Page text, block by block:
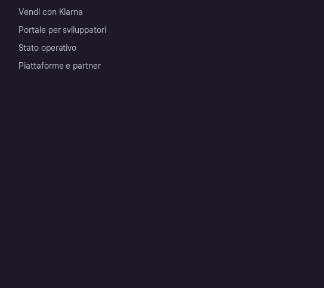
Vendi con Klarna
Portale per sviluppatori
Stato operativo
Piattaforme e partner